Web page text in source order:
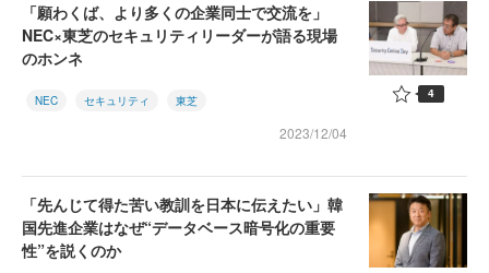
「願わくば、より多くの企業同士で交流を」
NEC×東芝のセキュリティリーダーが語る現場
のホンネ
NEC セキュリティ 東芝
2023/12/04
4
「先んじて得た苦い教訓を日本に伝えたい」韓
国先進企業はなぜ“データベース暗号化の重要
性”を説くのか